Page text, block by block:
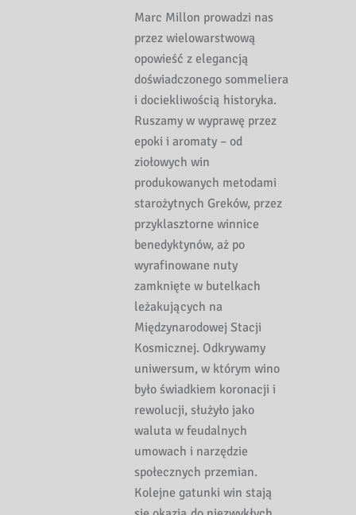
Marc Millon prowadzi nas
przez wielowarstwową
opowieść z elegancją
doświadczonego sommeliera
i dociekliwością historyka.
Ruszamy w wyprawę przez
epoki i aromaty – od
ziołowych win
produkowanych metodami
starożytnych Greków, przez
przyklasztorne winnice
benedyktynów, aż po
wyrafinowane nuty
zamknięte w butelkach
leżakujących na
Międzynarodowej Stacji
Kosmicznej. Odkrywamy
uniwersum, w którym wino
było świadkiem koronacji i
rewolucji, służyło jako
waluta w feudalnych
umowach i narzędzie
społecznych przemian.
Kolejne gatunki win stają